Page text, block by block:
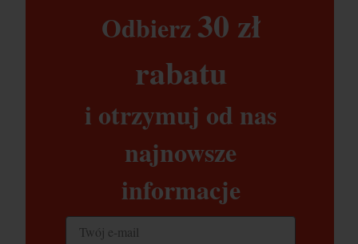
Odbierz 30 zł​
rabatu​
i otrzymuj od nas
najnowsze
informacje